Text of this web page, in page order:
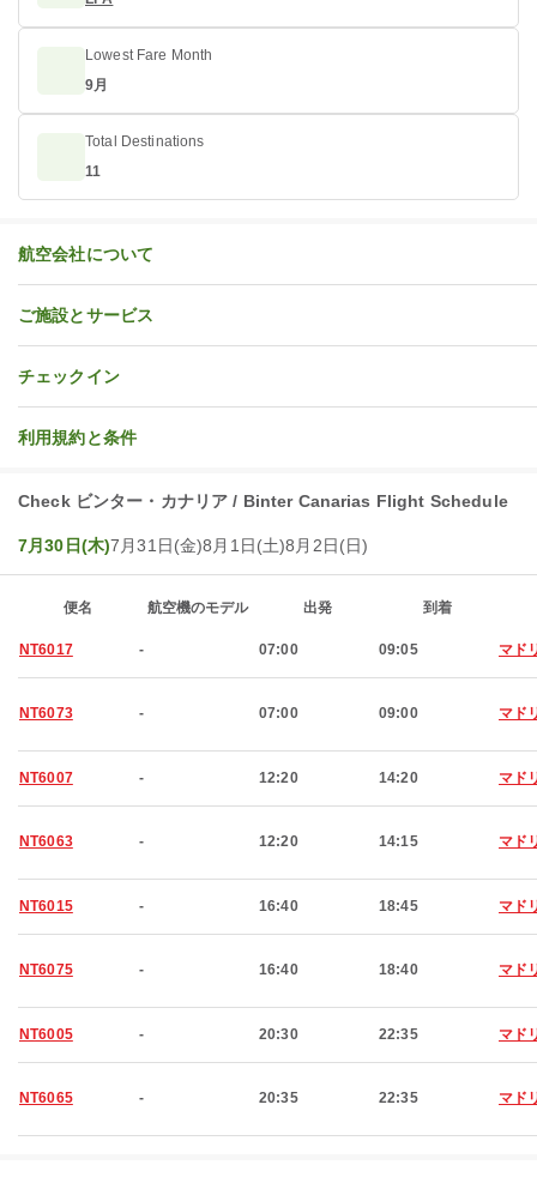
Lowest Fare Month
9月
Total Destinations
11
航空会社について
ご施設とサービス
チェックイン
利用規約と条件
Check ビンター・カナリア / Binter Canarias Flight Schedule
7月30日(木)7月31日(金)8月1日(土)8月2日(日)
便名 航空機のモデル 出発 到着
NT6017 - 07:00 09:05 マド
NT6073 - 07:00 09:00 マド
NT6007 - 12:20 14:20 マド
NT6063 - 12:20 14:15 マド
NT6015 - 16:40 18:45 マド
NT6075 - 16:40 18:40 マド
NT6005 - 20:30 22:35 マド
NT6065 - 20:35 22:35 マド